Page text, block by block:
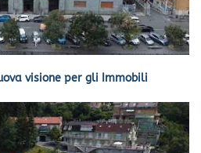
visione per gli Immobili